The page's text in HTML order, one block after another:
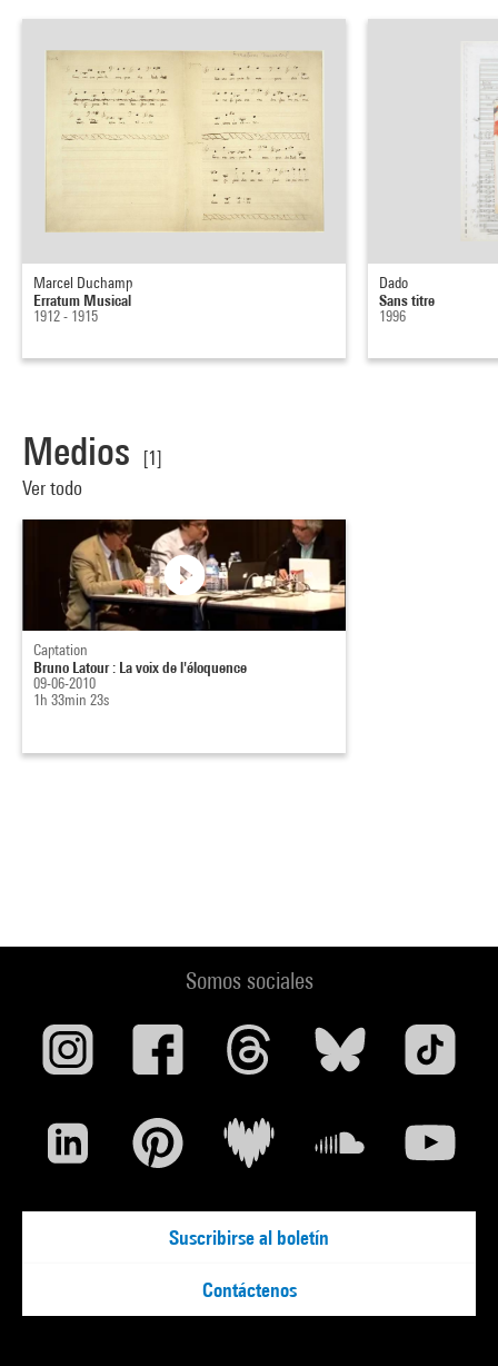
Marcel Duchamp
Erratum Musical
1912 - 1915
Dado
Sans titre
1996
Medios
[1]
Ver todo
Captation
Bruno Latour : La voix de l'éloquence
09-06-2010
1h 33min 23s
Somos sociales
Suscribirse al boletín
Contáctenos